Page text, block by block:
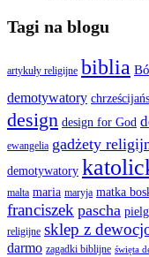
Tagi na blogu
artykuły religijne biblia
demotywatory
design design for God
ewangelia gadżety
demotywatory
malta maria maryja matka
franciszek pascha
religijne sklep z
darmo zagadki biblijne święta